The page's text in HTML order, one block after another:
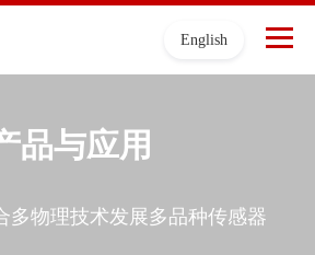
English
品与应用
多物理技术发展多品种传感器